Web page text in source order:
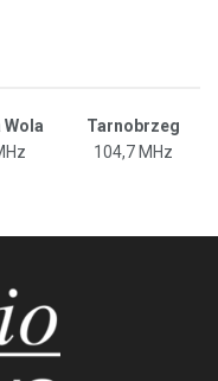
Wola
Tarnobrzeg
104,7 MHz